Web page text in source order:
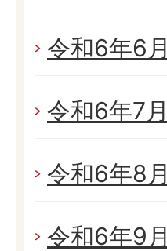
令和6年6月
令和6年7月
令和6年8月
令和6年9月